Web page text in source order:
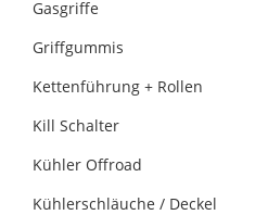
Gasgriffe
Griffgummis
Kettenführung + Rollen
Kill Schalter
Kühler Offroad
Kühlerschläuche / Deckel